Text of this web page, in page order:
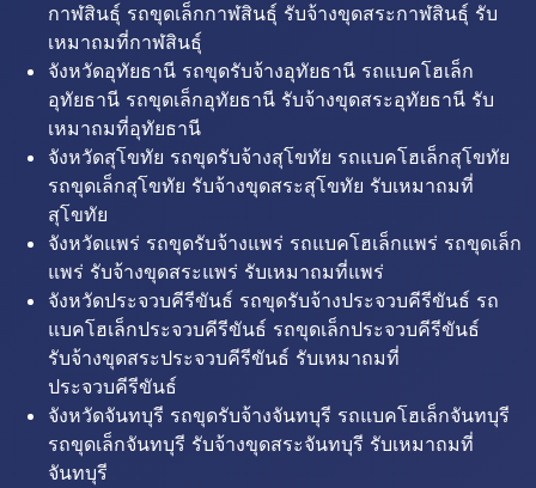
กาฬสินธุ์ รถขุดเล็กกาฬสินธุ์ รับจ้างขุดสระกาฬสินธุ์ รับ
เหมาถมที่กาฬสินธุ์
จังหวัดอุทัยธานี รถขุดรับจ้างอุทัยธานี รถแบคโฮเล็ก
อุทัยธานี รถขุดเล็กอุทัยธานี รับจ้างขุดสระอุทัยธานี รับ
เหมาถมที่อุทัยธานี
จังหวัดสุโขทัย รถขุดรับจ้างสุโขทัย รถแบคโฮเล็กสุโขทัย
รถขุดเล็กสุโขทัย รับจ้างขุดสระสุโขทัย รับเหมาถมที่
สุโขทัย
จังหวัดแพร่ รถขุดรับจ้างแพร่ รถแบคโฮเล็กแพร่ รถขุดเล็ก
แพร่ รับจ้างขุดสระแพร่ รับเหมาถมที่แพร่
จังหวัดประจวบคีรีขันธ์ รถขุดรับจ้างประจวบคีรีขันธ์ รถ
แบคโฮเล็กประจวบคีรีขันธ์ รถขุดเล็กประจวบคีรีขันธ์
รับจ้างขุดสระประจวบคีรีขันธ์ รับเหมาถมที่
ประจวบคีรีขันธ์
จังหวัดจันทบุรี รถขุดรับจ้างจันทบุรี รถแบคโฮเล็กจันทบุรี
รถขุดเล็กจันทบุรี รับจ้างขุดสระจันทบุรี รับเหมาถมที่
จันทบุรี